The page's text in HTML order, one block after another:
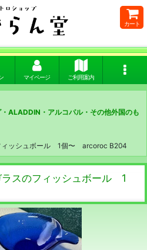
カート
マイページ ご利用案内
ALADDIN・アルコパル・その他外国のも
ィッシュボール 1個〜 arcoroc B204
スのフィッシュボール 1